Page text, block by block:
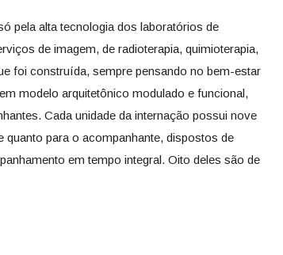
pela alta tecnologia dos laboratórios de
de imagem, de radioterapia, quimioterapia,
foi construída, sempre pensando no bem-estar
modelo arquitetônico modulado e funcional,
Cada unidade da internação possui nove
para o acompanhante, dispostos de
em tempo integral. Oito deles são de